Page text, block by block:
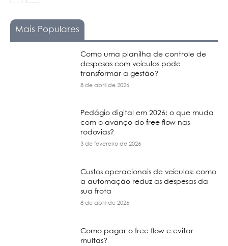
Mais Populares
Como uma planilha de controle de
despesas com veículos pode
transformar a gestão?
8 de abril de 2026
Pedágio digital em 2026: o que muda
com o avanço do free flow nas
rodovias?
3 de fevereiro de 2026
Custos operacionais de veículos: como
a automação reduz as despesas da
sua frota
8 de abril de 2026
Como pagar o free flow e evitar
multas?